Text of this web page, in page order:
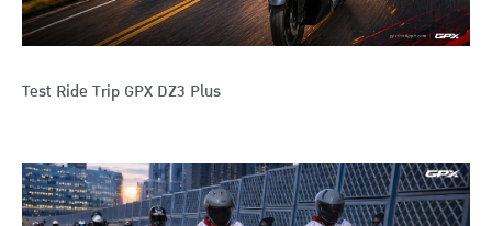
Test Ride Trip GPX DZ3 Plus